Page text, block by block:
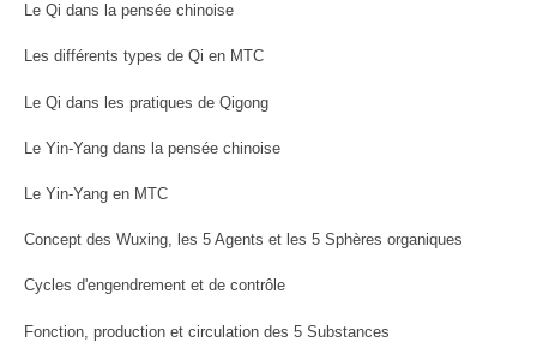
Le Qi dans la pensée chinoise
Les différents types de Qi en MTC
Le Qi dans les pratiques de Qigong
Le Yin-Yang dans la pensée chinoise
Le Yin-Yang en MTC
Concept des Wuxing, les 5 Agents et les 5 Sphères organiques
Cycles d'engendrement et de contrôle
Fonction, production et circulation des 5 Substances